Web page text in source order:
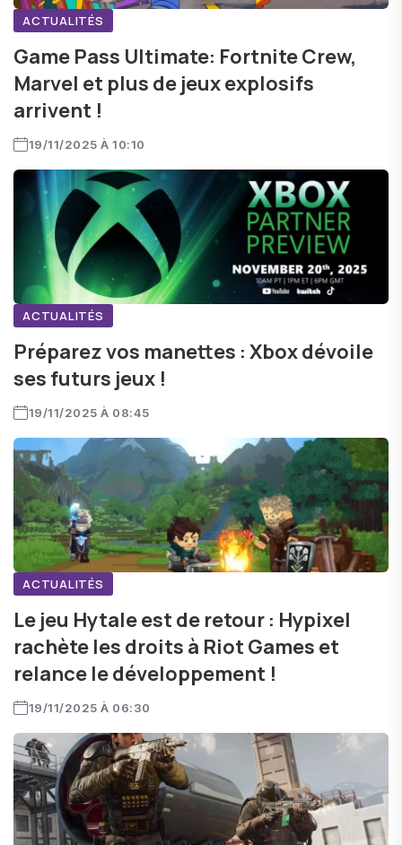
ACTUALITÉS
Game Pass Ultimate: Fortnite Crew,
Marvel et plus de jeux explosifs
arrivent !
19/11/2025 À 10:10
ACTUALITÉS
Préparez vos manettes : Xbox dévoile
ses futurs jeux !
19/11/2025 À 08:45
ACTUALITÉS
Le jeu Hytale est de retour : Hypixel
rachète les droits à Riot Games et
relance le développement !
19/11/2025 À 06:30